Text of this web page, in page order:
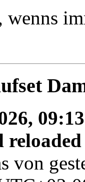
wenns
09:13
reloaded
von